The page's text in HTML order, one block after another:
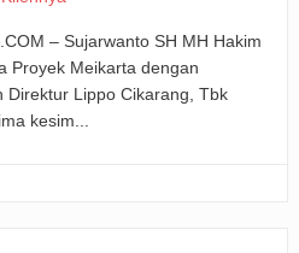
– Sujarwanto SH MH Hakim
Proyek Meikarta dengan
Direktur Lippo Cikarang, Tbk
kesim...